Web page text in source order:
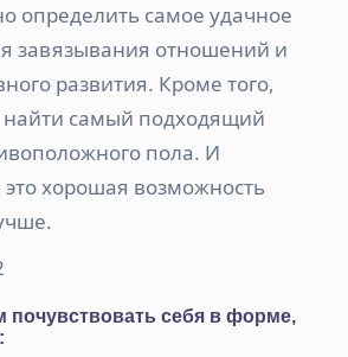
определить самое удачное
завязывания отношений и
развития. Кроме того,
найти самый подходящий
пола. И
хорошая возможность
почувствовать себя в форме,